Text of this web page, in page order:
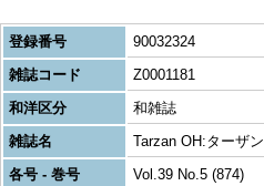
登録番号
90032324
雑誌コード
Z0001181
和洋区分
和雑誌
雑誌名
Tarzan OH:ターザン
各号 - 巻号
Vol.39 No.5 (874)